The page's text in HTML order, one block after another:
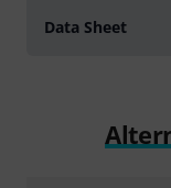
Data Sheet